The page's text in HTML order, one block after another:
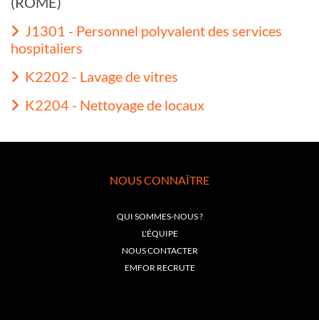
J1301 - Personnel polyvalent des services
hospitaliers
K2202 - Lavage de vitres
K2204 - Nettoyage de locaux
NOUS CONNAÎTRE
QUI SOMMES-NOUS ?
L'ÉQUIPE
NOUS CONTACTER
EMFOR RECRUTE